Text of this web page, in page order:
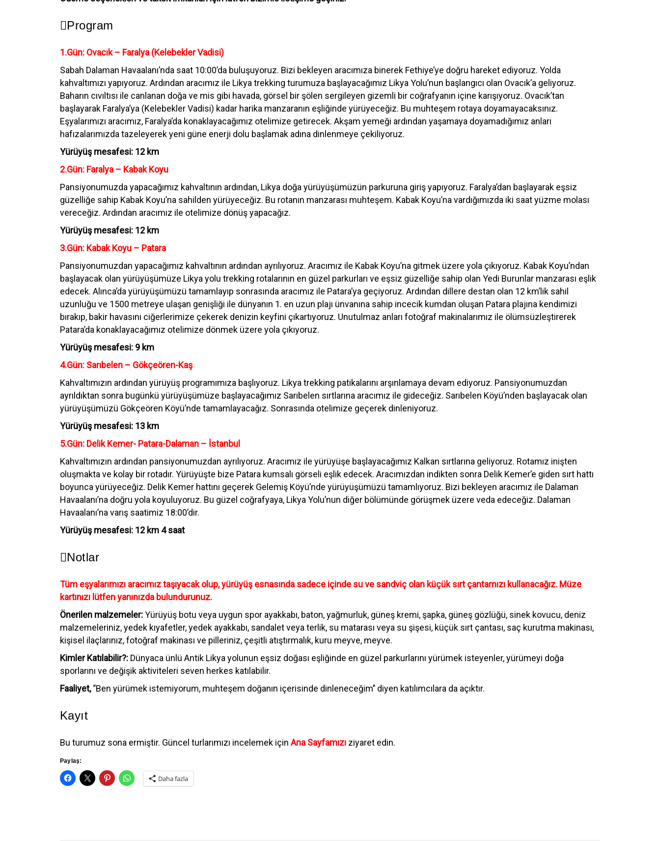
Program
1.Gün: Ovacık – Faralya (Kelebekler Vadisi)
Sabah Dalaman Havaalanı’nda saat 10:00’da buluşuyoruz. Bizi bekleyen aracımıza binerek Fethiye’ye doğru hareket ediyoruz. Yolda
kahvaltımızı yapıyoruz. Ardından aracımız ile Likya trekking turumuza başlayacağımız Likya Yolu’nun başlangıcı olan Ovacık’a geliyoruz.
Baharın cıvıltısı ile canlanan doğa ve mis gibi havada, görsel bir şölen sergileyen gizemli bir coğrafyanın içine karışıyoruz. Ovacık’tan
başlayarak Faralya’ya (Kelebekler Vadisi) kadar harika manzaranın eşliğinde yürüyeceğiz. Bu muhteşem rotaya doyamayacaksınız.
Eşyalarımızı aracımız, Faralya’da konaklayacağımız otelimize getirecek. Akşam yemeği ardından yaşamaya doyamadığımız anları
hafızalarımızda tazeleyerek yeni güne enerji dolu başlamak adına dinlenmeye çekiliyoruz.
Yürüyüş mesafesi: 12 km
2.Gün: Faralya – Kabak Koyu
Pansiyonumuzda yapacağımız kahvaltının ardından, Likya doğa yürüyüşümüzün parkuruna giriş yapıyoruz. Faralya’dan başlayarak eşsiz
güzelliğe sahip Kabak Koyu’na sahilden yürüyeceğiz. Bu rotanın manzarası muhteşem. Kabak Koyu’na vardığımızda iki saat yüzme molası
vereceğiz. Ardından aracımız ile otelimize dönüş yapacağız.
Yürüyüş mesafesi: 12 km
3.Gün: Kabak Koyu – Patara
Pansiyonumuzdan yapacağımız kahvaltının ardından ayrılıyoruz. Aracımız ile Kabak Koyu’na gitmek üzere yola çıkıyoruz. Kabak Koyu’ndan
başlayacak olan yürüyüşümüze Likya yolu trekking rotalarının en güzel parkurları ve eşsiz güzelliğe sahip olan Yedi Burunlar manzarası eşlik
edecek. Alınca’da yürüyüşümüzü tamamlayıp sonrasında aracımız ile Patara’ya geçiyoruz. Ardından dillere destan olan 12 km’lik sahil
uzunluğu ve 1500 metreye ulaşan genişliği ile dünyanın 1. en uzun plajı ünvanına sahip incecik kumdan oluşan Patara plajına kendimizi
bırakıp, bakir havasını ciğerlerimize çekerek denizin keyfini çıkartıyoruz. Unutulmaz anları fotoğraf makinalarımız ile ölümsüzleştirerek
Patara’da konaklayacağımız otelimize dönmek üzere yola çıkıyoruz.
Yürüyüş mesafesi: 9 km
4.Gün: Sarıbelen – Gökçeören-Kaş
Kahvaltımızın ardından yürüyüş programımıza başlıyoruz. Likya trekking patikalarını arşınlamaya devam ediyoruz. Pansiyonumuzdan
ayrıldıktan sonra bugünkü yürüyüşümüze başlayacağımız Sarıbelen sırtlarına aracımız ile gideceğiz. Sarıbelen Köyü’nden başlayacak olan
yürüyüşümüzü Gökçeören Köyü’nde tamamlayacağız. Sonrasında otelimize geçerek dinleniyoruz.
Yürüyüş mesafesi: 13 km
5.Gün: Delik Kemer- Patara-Dalaman – İstanbul
Kahvaltımızın ardından pansiyonumuzdan ayrılıyoruz. Aracımız ile yürüyüşe başlayacağımız Kalkan sırtlarına geliyoruz. Rotamız inişten
oluşmakta ve kolay bir rotadır. Yürüyüşte bize Patara kumsalı görseli eşlik edecek. Aracımızdan indikten sonra Delik Kemer’e giden sırt hattı
boyunca yürüyeceğiz. Delik Kemer hattını geçerek Gelemiş Köyü’nde yürüyüşümüzü tamamlıyoruz. Bizi bekleyen aracımız ile Dalaman
Havaalanı’na doğru yola koyuluyoruz. Bu güzel coğrafyaya, Likya Yolu’nun diğer bölümünde görüşmek üzere veda edeceğiz. Dalaman
Havaalanı’na varış saatimiz 18:00’dir.
Yürüyüş mesafesi: 12 km 4 saat
Notlar
Tüm eşyalarımızı aracımız taşıyacak olup, yürüyüş esnasında sadece içinde su ve sandviç olan küçük sırt çantamızı kullanacağız. Müze
kartınızı lütfen yanınızda bulundurunuz.
Önerilen malzemeler:Yürüyüş botu veya uygun spor ayakkabı, baton, yağmurluk, güneş kremi, şapka, güneş gözlüğü, sinek kovucu, deniz
malzemeleriniz, yedek kıyafetler, yedek ayakkabı, sandalet veya terlik, su matarası veya su şişesi, küçük sırt çantası, saç kurutma makinası,
kişisel ilaçlarınız, fotoğraf makinası ve pilleriniz, çeşitli atıştırmalık, kuru meyve, meyve.
Kimler Katılabilir?: Dünyaca ünlü Antik Likya yolunun eşsiz doğası eşliğinde en güzel parkurlarını yürümek isteyenler, yürümeyi doğa
sporlarını ve değişik aktiviteleri seven herkes katılabilir.
Faaliyet,‘’Ben yürümek istemiyorum, muhteşem doğanın içerisinde dinleneceğim’’ diyen katılımcılara da açıktır.
Kayıt
Bu turumuz sona ermiştir. Güncel turlarımızı incelemek için Ana Sayfamızı ziyaret edin.
Paylaş:
Daha fazla